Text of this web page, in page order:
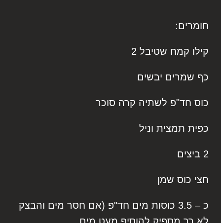
חומרים:
קילו קמח שטיבל 2
כף שמרים יבשים
כוס חד"פ לשתיה קרה סוכר
כפית תמצית וניל
2 ביצים
חצי כוס שמן
כ – 3.5 כוסות מים חד"פ (אם חסר מים והבצק
לא רך מספיק להוסיף מעט מים